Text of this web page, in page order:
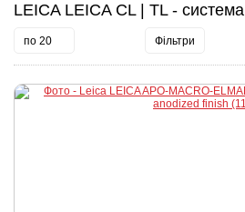
LEICA LEICA CL | TL - система
по 20 Фільтри